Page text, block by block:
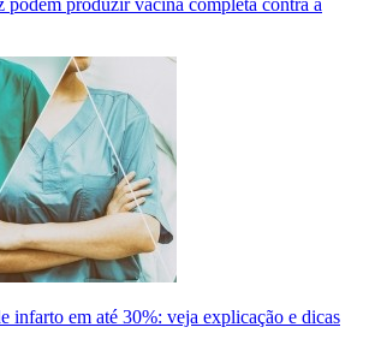
podem produzir vacina completa contra a
infarto em até 30%: veja explicação e dicas